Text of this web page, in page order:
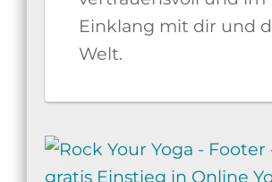
Einklang mit dir und
Welt.